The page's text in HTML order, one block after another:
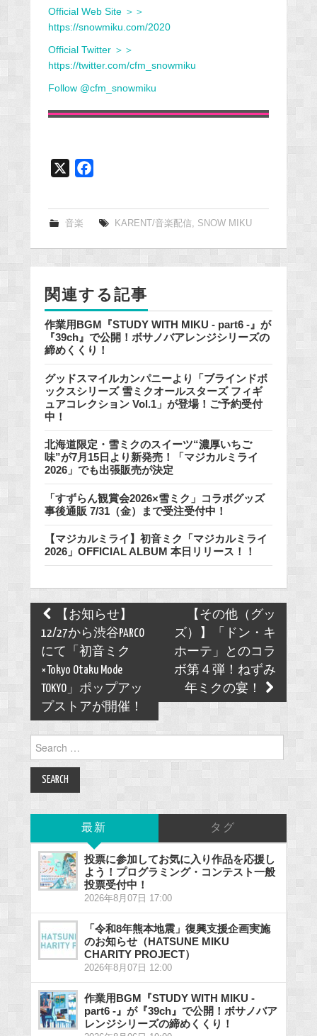
Official Web Site ＞＞
https://snowmiku.com/2020
Official Twitter ＞＞
https://twitter.com/cfm_snowmiku
Follow @cfm_snowmiku
e
k
音楽 KARENT/音楽配信, SNOW MIKU
関連する記事
作業用BGM『STUDY WITH MIKU - part6 -』が
『39ch』で公開！ボサノバアレンジシリーズの
締めくくり！
グッドスマイルカンパニーより「ブラインドボ
ックスシリーズ 雪ミクオールスターズ フィギ
ュアコレクション Vol.1」が登場！ご予約受付
中！
北海道限定・雪ミクのスイーツ“濃厚いちご
味”が7月15日より新発売！「マジカルミライ
2026」でも出張販売が決定
「すずらん観賞会2026×雪ミク」コラボグッズ
事後通販 7/31（金）まで受注受付中！
【マジカルミライ】初音ミク「マジカルミライ
2026」OFFICIAL ALBUM 本日リリース！！
Post
navigation
【お知らせ】
12/27から渋谷PARCO
にて「初音ミク
×Tokyo Otaku Mode
TOKYO」ポップアッ
プストアが開催！
【その他（グッ
ズ）】「ドン・キ
ホーテ」とのコラ
ボ第４弾！ねずみ
年ミクの宴！
for:
最新 タグ
投票に参加してお気に入り作品を応援し
よう！プログラミング・コンテスト一般
投票受付中！
2026年8月07日 17:00
「令和8年熊本地震」復興支援企画実施
のお知らせ（HATSUNE MIKU
CHARITY PROJECT）
2026年8月07日 12:00
作業用BGM『STUDY WITH MIKU -
part6 -』が『39ch』で公開！ボサノバア
レンジシリーズの締めくくり！